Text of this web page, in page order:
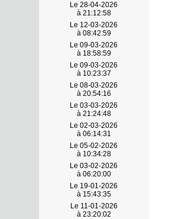
Le 28-04-2026
à 21:12:58
Le 12-03-2026
à 08:42:59
Le 09-03-2026
à 18:58:59
Le 09-03-2026
à 10:23:37
Le 08-03-2026
à 20:54:16
Le 03-03-2026
à 21:24:48
Le 02-03-2026
à 06:14:31
Le 05-02-2026
à 10:34:28
Le 03-02-2026
à 06:20:00
Le 19-01-2026
à 15:43:35
Le 11-01-2026
à 23:20:02